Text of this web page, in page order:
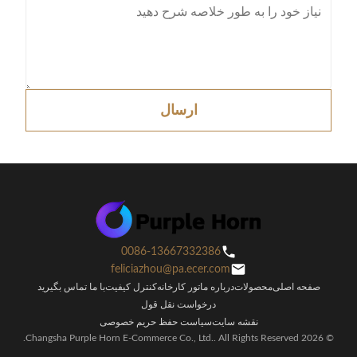
ارسال
0086-13667332386
feliciazhou@pa.ecer.com
صفحه اصلیمحصولاتدرباره ماتور کارخانهکنترل کیفیتبا ما تماس بگیرید
درخواست نقل قول
نقشه سایتسیاست حفظ حریم خصوصی
© 2026 Changsha Purple Horn E-Commerce Co., Ltd.. All Rights Reserved.